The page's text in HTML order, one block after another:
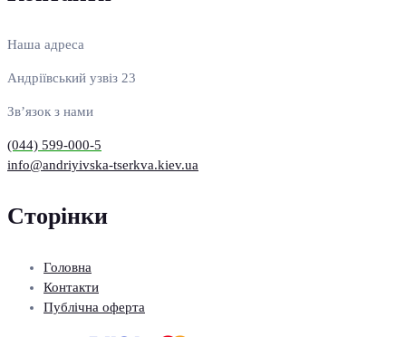
Наша адреса
Андріївський узвіз 23
Зв’язок з нами
(044) 599-000-5
info@andriyivska-tserkva.kiev.ua
Сторінки
Головна
Контакти
Публічна оферта